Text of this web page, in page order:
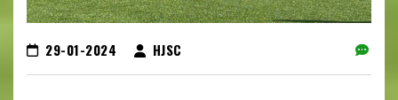
29-01-2024 HJSC